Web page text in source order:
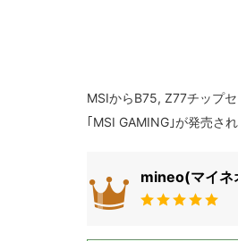
MSIからB75, Z77チップ
｢MSI GAMING｣が発売され
mineo(マイネ